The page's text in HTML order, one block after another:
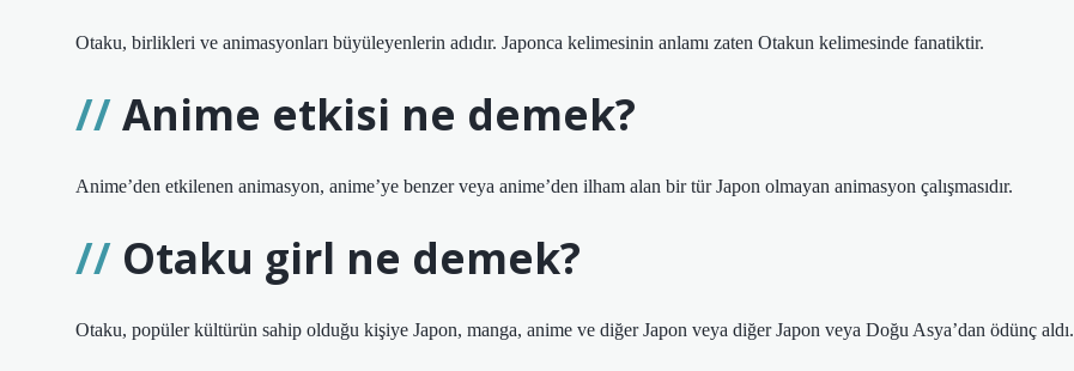
Otaku, birlikleri ve animasyonları büyüleyenlerin adıdır. Japonca kelimesinin anlamı zaten Otakun kelimesinde fanatiktir.
Anime etkisi ne demek?
Anime’den etkilenen animasyon, anime’ye benzer veya anime’den ilham alan bir tür Japon olmayan animasyon çalışmasıdır.
Otaku girl ne demek?
Otaku, popüler kültürün sahip olduğu kişiye Japon, manga, anime ve diğer Japon veya diğer Japon veya Doğu Asya’dan ödünç aldı.